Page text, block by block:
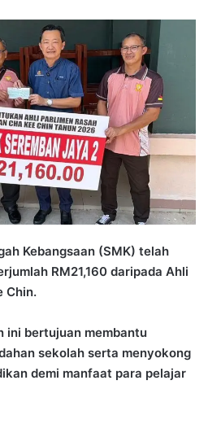
Kebangsaan (SMK) telah
RM21,160 daripada Ahli
Chin.
ini bertujuan membantu
sekolah serta menyokong
demi manfaat para pelajar